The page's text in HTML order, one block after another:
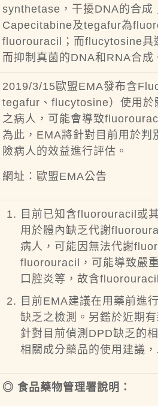
synthetase，干擾DNA的合成
Capecitabine及tegafur為
fluorouracil；而flucytosine具
而抑制真菌的DNA和RNA合成
2019/3/15歐盟EMA發布含
tegafur、flucytosine）使用
之病人，可能會導致
為此，EMA將針對目前用於判
險病人的效益進行評估。
網址： 歐盟EMA公告
目前已知含fluorouracil或
用於體內缺乏代謝
病人，可能因無法代謝
fluorouracil，可能導致嚴
口腔炎等，故含
目前EMA建議在用藥前進
缺乏之檢測。另鑑於近期
針對目前偵測DPD缺乏的
相關成分藥品的使用建議
◎ 食品藥物管理署說明：